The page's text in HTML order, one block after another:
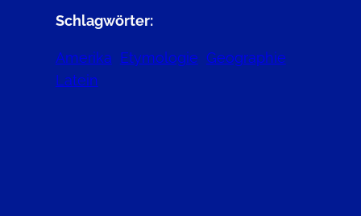
Schlagwörter:
Amerika Etymologie Geographie
Latein